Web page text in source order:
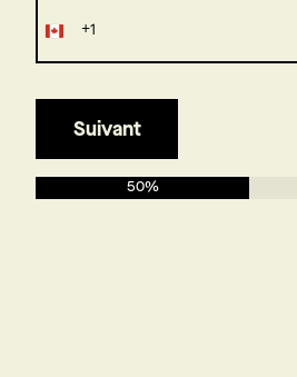
Canada
+1
+1
Suivant
50%